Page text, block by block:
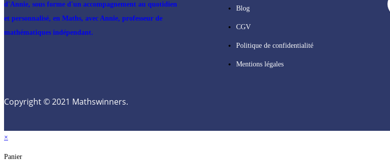
d'Annie, sous forme d'un accompagnement au quotidien
et personnalisé, en Maths, avec Annie, professeur de
mathématiques indépendant.
Blog
CGV
Politique de confidentialité
Mentions légales
Copyright © 2021 Mathswinners.
×
Panier